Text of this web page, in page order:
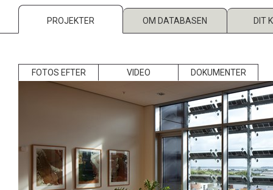
PROJEKTER OM DATABASEN DIT
FOTOS EFTER VIDEO DOKUMENTER